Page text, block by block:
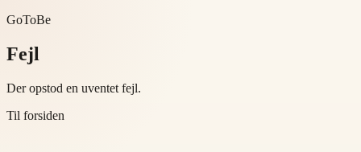
GoToBe
Fejl
Der opstod en uventet fejl.
Til forsiden